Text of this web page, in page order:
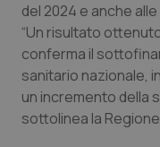
Lombardia
Marche
Molise
Dolore
Donna &
Epatiti
del 2024 e anche
“Un risultato
conferma il
sanitario nazionale,
un incremento della
sottolinea la